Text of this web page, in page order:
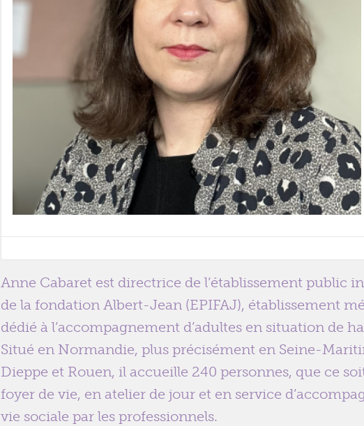
Anne Cabaret est directrice de l’établissement public
de la fondation Albert-Jean (EPIFAJ), établissement
dédié à l’accompagnement d’adultes en situation de
Situé en Normandie, plus précisément en Seine-
Dieppe et Rouen, il accueille 240 personnes, que ce
foyer de vie, en atelier de jour et en service
vie sociale par les professionnels.